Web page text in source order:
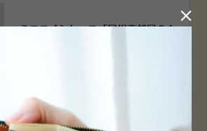
ミニコインケース「屋根裏部屋のネ
横浜赤レンガ倉庫店 12月6日 O
